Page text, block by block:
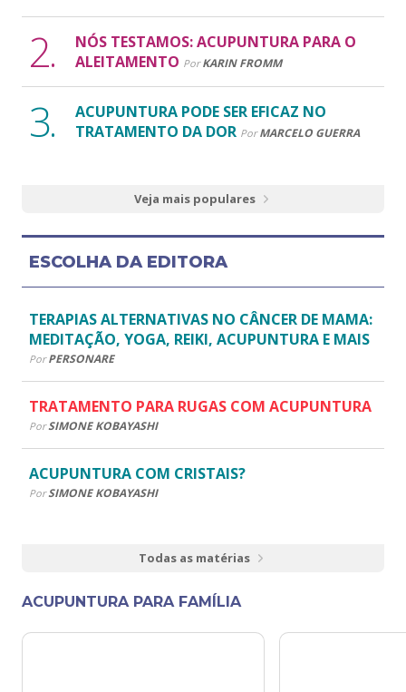
NÓS TESTAMOS: ACUPUNTURA PARA O
ALEITAMENTO Por KARIN FROMM
ACUPUNTURA PODE SER EFICAZ NO
TRATAMENTO DA DOR Por MARCELO GUERRA
Veja mais populares
ESCOLHA DA EDITORA
TERAPIAS ALTERNATIVAS NO CÂNCER DE MAMA:
MEDITAÇÃO, YOGA, REIKI, ACUPUNTURA E MAIS
Por PERSONARE
TRATAMENTO PARA RUGAS COM ACUPUNTURA
Por SIMONE KOBAYASHI
ACUPUNTURA COM CRISTAIS?
Por SIMONE KOBAYASHI
Todas as matérias
ACUPUNTURA PARA FAMÍLIA